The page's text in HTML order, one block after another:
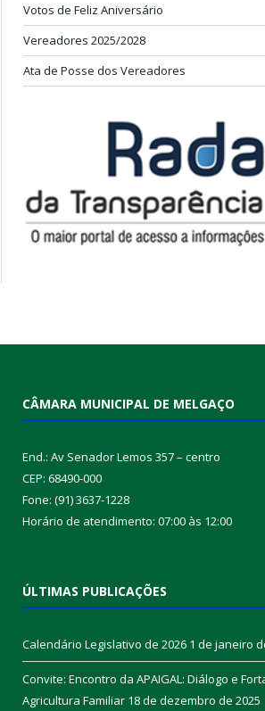
Votos de Feliz Aniversário
Vereadores 2025/2028
Ata de Posse dos Vereadores
CÂMARA MUNICIPAL DE MELGAÇO
End.: Av Senador Lemos 357 – centro
CEP: 68490-000
Fone: (91) 3637-1228
Horário de atendimento: 07:00 às 12:00
ÚLTIMAS PUBLICAÇÕES
Calendário Legislativo de 2026 1 de janeiro
Convite: Encontro da APAIGAL: Diálogo e
Agricultura Familiar 18 de dezembro de 2025